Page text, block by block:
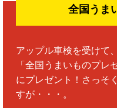
全国うま
アップル車検を受けて
「全国うまいものプレ
にプレゼント！さっそ
すが・・・。